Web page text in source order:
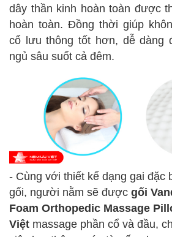
dây thần kinh hoàn toàn được
hoàn toàn. Đồng thời giúp
cổ
lưu thông tốt hơn, dễ dàng
ngủ sâu suốt cả đêm.
- Cùng với thiết kế dạng gai đặc
gối, người nằm sẽ được gối
Foam Orthopedic Massage
Việt massage phần cổ và đầu,